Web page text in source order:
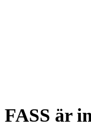
FASS är